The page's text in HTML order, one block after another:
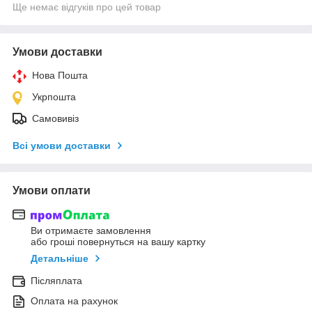
Ще немає відгуків про цей товар
Умови доставки
Нова Пошта
Укрпошта
Самовивіз
Всі умови доставки
Умови оплати
Ви отримаєте замовлення
або гроші повернуться на вашу картку
Детальніше
Післяплата
Оплата на рахунок